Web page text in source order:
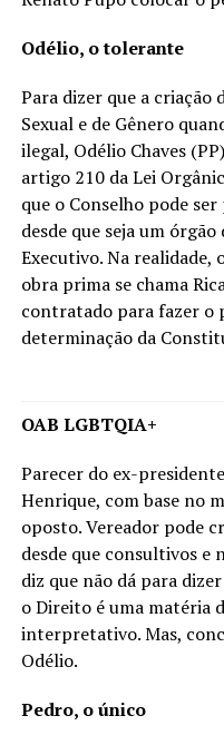
Odélio, o tolerante
Para dizer que a criação
Sexual e de Gênero
ilegal, Odélio Chaves
artigo 210 da Lei
que o Conselho pode
desde que seja um
Executivo. Na realidade,
obra prima se chama
contratado para fazer o
determinação da
OAB LGBTQIA+
Parecer do ex-
Henrique, com base no
oposto. Vereador pode
desde que consultivos e
diz que não dá para
o Direito é uma matéria
interpretativo. Mas,
Odélio.
Pedro, o único